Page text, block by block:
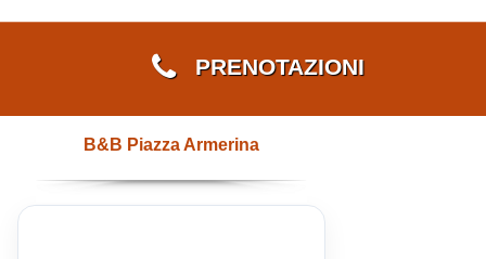
PRENOTAZIONI
B&B Piazza Armerina